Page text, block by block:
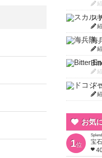
ス
海
ド
お気
1位
宝